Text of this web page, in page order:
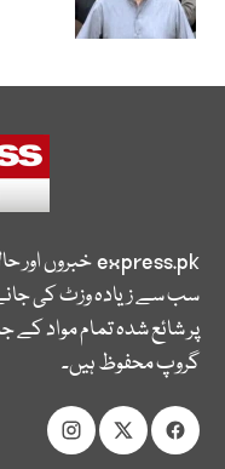
express.pkخبروں اور
سب سے زیادہ وزٹ کی
پر شائع شدہ تمام مواد
گروپ محفوظ ہیں۔